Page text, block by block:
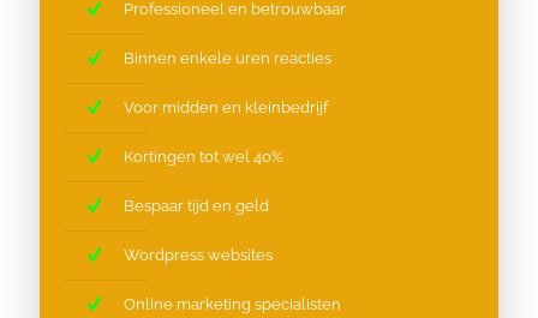
Professioneel en betrouwbaar
Binnen enkele uren reacties
Voor midden en kleinbedrijf
Kortingen tot wel 40%
Bespaar tijd en geld
Wordpress websites
Online marketing specialisten